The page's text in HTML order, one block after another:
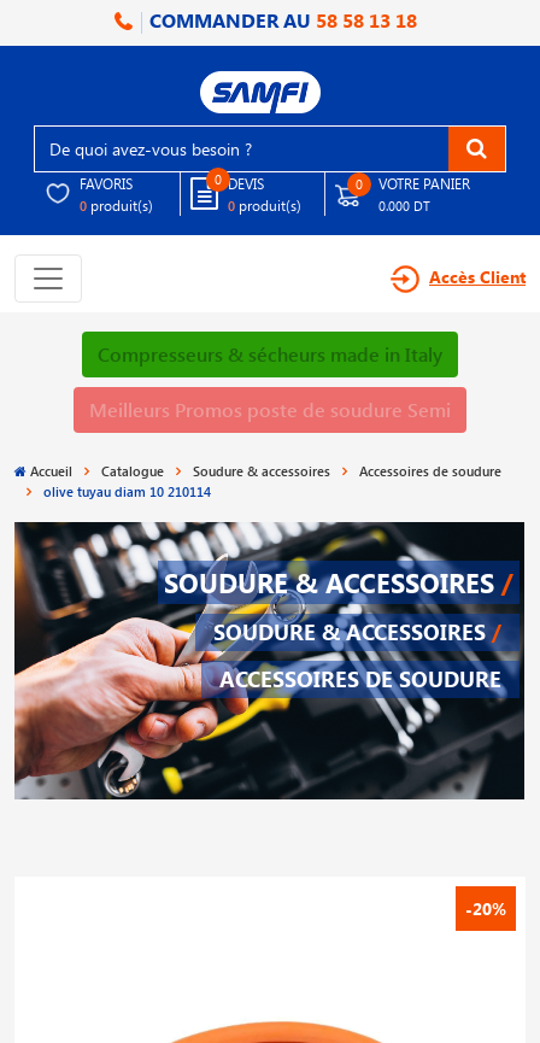
COMMANDER AU 58 58 13 18
FAVORIS
0 produit(s)
0 DEVIS
0 produit(s)
0 VOTRE PANIER
0.000 DT
Accès Client
Compresseurs & sécheurs made in Italy
Meilleurs Promos poste de soudure Semi
Accueil Catalogue Soudure & accessoires
Accessoires de soudure
olive tuyau diam 10 210114
SOUDURE & ACCESSOIRES /
SOUDURE & ACCESSOIRES /
ACCESSOIRES DE SOUDURE
-20%